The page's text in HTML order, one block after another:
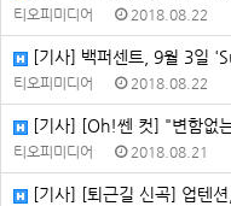
티오피미디어 2018.08.22
[기사] 백퍼센트, 9월 3일
티오피미디어 2018.08.22
[기사] [Oh!쎈 컷] "변함없
티오피미디어 2018.08.21
[기사] [퇴근길 신곡] 업텐